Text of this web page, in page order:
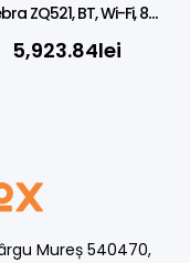
ZQ521, BT, Wi-Fi, 8
mm (203 dpi), display
5,923.84lei
Mureș 540470,